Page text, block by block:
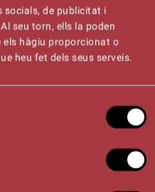
socials, de publicitat i
seu torn, ells la poden
els hàgiu proporcionat o
heu fet dels seus serveis.